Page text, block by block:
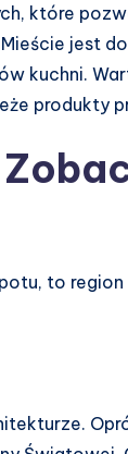
które
jest
kuchni.
produkty
to